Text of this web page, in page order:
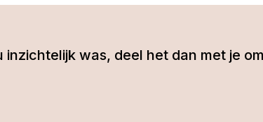
inzichtelijk was, deel het dan met je